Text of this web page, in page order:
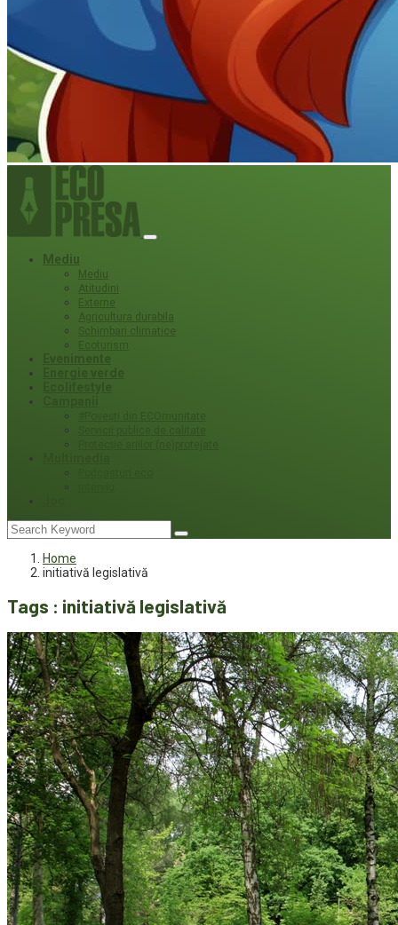
Mediu
Mediu
Atitudini
Externe
Agricultura durabila
Schimbari climatice
Ecoturism
Home
initiativă legislativă
Tags : initiativă legislativă